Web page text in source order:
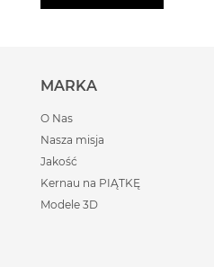
MARKA
O Nas
Nasza misja
Jakość
Kernau na PIĄTKĘ
Modele 3D